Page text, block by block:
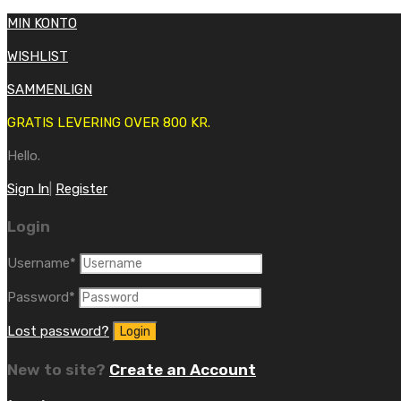
MIN KONTO
WISHLIST
SAMMENLIGN
GRATIS LEVERING OVER 800 KR.
Hello.
Sign In Register
Login
Username*
Password*
Lost password?
New to site? Create an Account